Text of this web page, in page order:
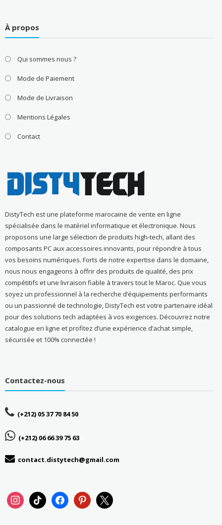
À propos
Qui sommes nous ?
Mode de Paiement
Mode de Livraison
Mentions Légales
Contact
DistyTech est une plateforme marocaine de vente en ligne
spécialisée dans le matériel informatique et électronique. Nous
proposons une large sélection de produits high-tech, allant des
composants PC aux accessoires innovants, pour répondre à tous
vos besoins numériques. Forts de notre expertise dans le domaine,
nous nous engageons à offrir des produits de qualité, des prix
compétitifs et une livraison fiable à travers tout le Maroc. Que vous
soyez un professionnel à la recherche d’équipements performants
ou un passionné de technologie, DistyTech est votre partenaire idéal
pour des solutions tech adaptées à vos exigences. Découvrez notre
catalogue en ligne et profitez d’une expérience d’achat simple,
sécurisée et 100% connectée !
Contactez-nous
(+212) 05 37 70 84 50
(+212) 06 66 39 75 63
contact.distytech@gmail.com
instagramtiktok facebookpinterest
x